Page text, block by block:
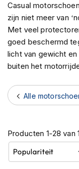
A
d
v
e
n
t
u
e
h
e
e
n
B
Casual
zijn niet meer van
Met veel
goed beschermd
licht van gewicht
buiten het
Producten 1-28 van
Alle